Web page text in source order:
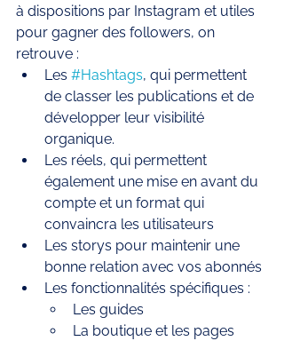
à dispositions par Instagram et utiles
pour gagner des followers, on
retrouve :
Les #Hashtags, qui permettent
de classer les publications et de
développer leur visibilité
organique.
Les réels, qui permettent
également une mise en avant du
compte et un format qui
convaincra les utilisateurs
Les storys pour maintenir une
bonne relation avec vos abonnés
Les fonctionnalités spécifiques :
Les guides
La boutique et les pages